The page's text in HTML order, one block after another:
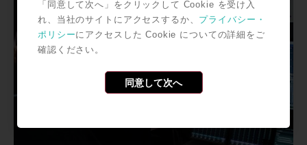
「同意して次へ」をクリックして Cookie を受け入
れ、当社のサイトにアクセスするか、 プライバシー・
ポリシーにアクセスした Cookie についての詳細をご
確認ください。
同意して次へ